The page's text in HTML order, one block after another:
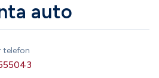
auto
telefon